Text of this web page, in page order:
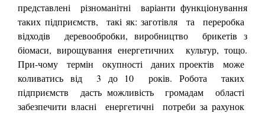
представлені різноманітні варіанти функціонування
таких підприємств, такі як: заготівля та переробка
відходів деревообробки, виробництво брикетів з
біомаси, вирощування енергетичних культур, тощо.
При-чому термін окупності даних проектів може
коливатись від 3 до 10 років. Робота таких
підприємств дасть можливість громадам області
забезпечити власні енергетичні потреби за рахунок